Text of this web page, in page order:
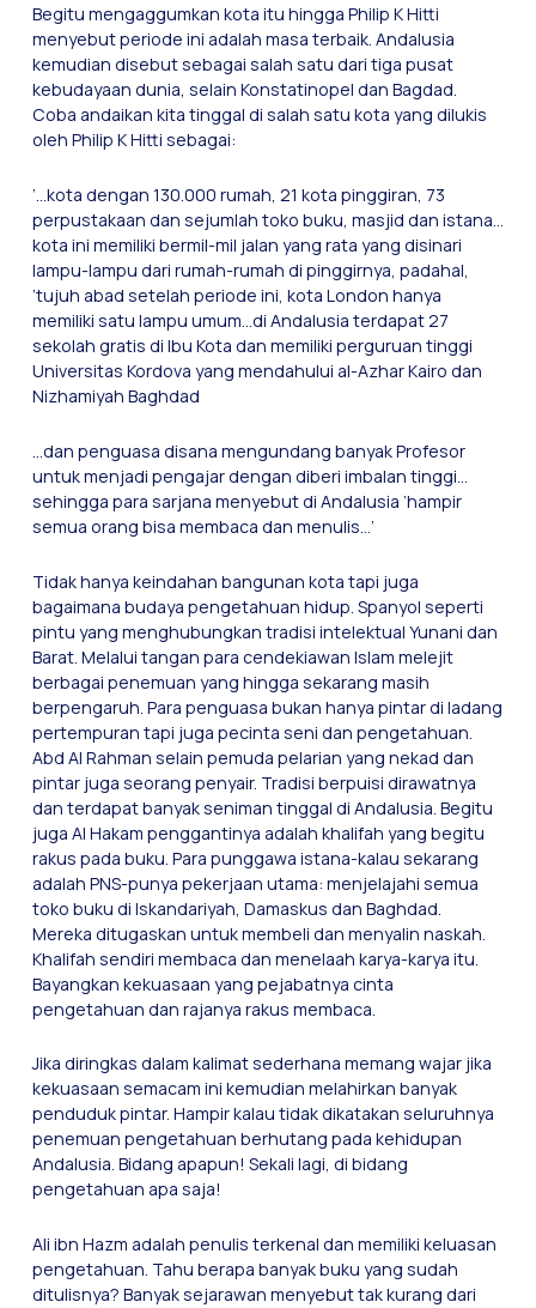
Begitu mengaggumkan kota itu hingga Philip K Hitti
menyebut periode ini adalah masa terbaik. Andalusia
kemudian disebut sebagai salah satu dari tiga pusat
kebudayaan dunia, selain Konstatinopel dan Bagdad.
Coba andaikan kita tinggal di salah satu kota yang dilukis
oleh Philip K Hitti sebagai:
’…kota dengan 130.000 rumah, 21 kota pinggiran, 73
perpustakaan dan sejumlah toko buku, masjid dan istana…
kota ini memiliki bermil-mil jalan yang rata yang disinari
lampu-lampu dari rumah-rumah di pinggirnya, padahal,
’tujuh abad setelah periode ini, kota London hanya
memiliki satu lampu umum…di Andalusia terdapat 27
sekolah gratis di Ibu Kota dan memiliki perguruan tinggi
Universitas Kordova yang mendahului al-Azhar Kairo dan
Nizhamiyah Baghdad
…dan penguasa disana mengundang banyak Profesor
untuk menjadi pengajar dengan diberi imbalan tinggi…
sehingga para sarjana menyebut di Andalusia ’hampir
semua orang bisa membaca dan menulis…’
Tidak hanya keindahan bangunan kota tapi juga
bagaimana budaya pengetahuan hidup. Spanyol seperti
pintu yang menghubungkan tradisi intelektual Yunani dan
Barat. Melalui tangan para cendekiawan Islam melejit
berbagai penemuan yang hingga sekarang masih
berpengaruh. Para penguasa bukan hanya pintar di ladang
pertempuran tapi juga pecinta seni dan pengetahuan.
Abd Al Rahman selain pemuda pelarian yang nekad dan
pintar juga seorang penyair. Tradisi berpuisi dirawatnya
dan terdapat banyak seniman tinggal di Andalusia. Begitu
juga Al Hakam penggantinya adalah khalifah yang begitu
rakus pada buku. Para punggawa istana-kalau sekarang
adalah PNS-punya pekerjaan utama: menjelajahi semua
toko buku di Iskandariyah, Damaskus dan Baghdad.
Mereka ditugaskan untuk membeli dan menyalin naskah.
Khalifah sendiri membaca dan menelaah karya-karya itu.
Bayangkan kekuasaan yang pejabatnya cinta
pengetahuan dan rajanya rakus membaca.
Jika diringkas dalam kalimat sederhana memang wajar jika
kekuasaan semacam ini kemudian melahirkan banyak
penduduk pintar. Hampir kalau tidak dikatakan seluruhnya
penemuan pengetahuan berhutang pada kehidupan
Andalusia. Bidang apapun! Sekali lagi, di bidang
pengetahuan apa saja!
Ali ibn Hazm adalah penulis terkenal dan memiliki keluasan
pengetahuan. Tahu berapa banyak buku yang sudah
ditulisnya? Banyak sejarawan menyebut tak kurang dari